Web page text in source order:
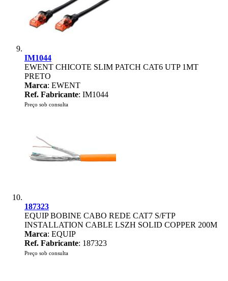
IM1044
EWENT CHICOTE SLIM PATCH CAT6 UTP 1MT
PRETO
Marca: EWENT
Ref. Fabricante: IM1044
Preço sob consulta
187323
EQUIP BOBINE CABO REDE CAT7 S/FTP
INSTALLATION CABLE LSZH SOLID COPPER 200M
Marca: EQUIP
Ref. Fabricante: 187323
Preço sob consulta